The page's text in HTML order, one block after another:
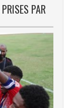
PAR